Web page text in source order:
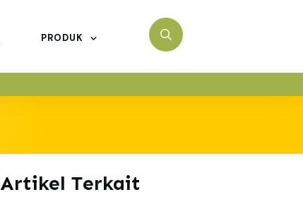
PRODUK
Artikel Terkait